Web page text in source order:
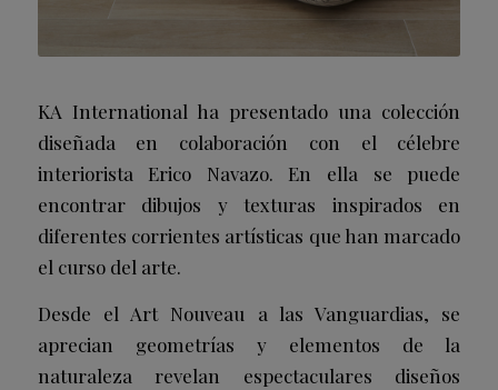
KA International ha presentado una colección
diseñada en colaboración con el célebre
interiorista Erico Navazo. En ella se puede
encontrar dibujos y texturas inspirados en
diferentes corrientes artísticas que han marcado
el curso del arte.
Desde el Art Nouveau a las Vanguardias, se
aprecian geometrías y elementos de la
naturaleza revelan espectaculares diseños